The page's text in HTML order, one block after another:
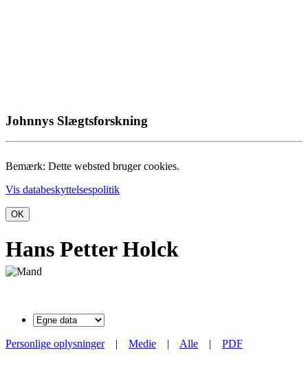
Johnnys Slægtsforskning
Bemærk: Dette websted bruger cookies.
Vis databeskyttelsespolitik
OK
Hans Petter Holck
Personlige oplysninger| Medie | Alle | PDF